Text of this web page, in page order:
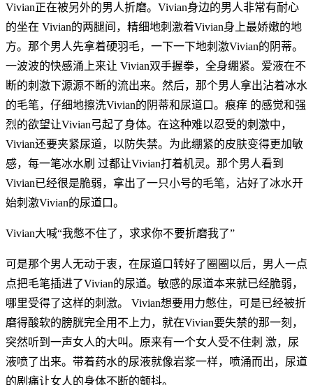
Vivian正在被另外的男人折磨。Vivian身边的男人非常有耐心
的坐在 Vivian的两腿间，精细地刺激着Vivian身上最娇嫩的地
方。那个男人先拿着硬羽毛，一下一下地刺激Vivian的阴蒂。
一波波的快感涌上来让 Vivian双手握拳，全身绷紧。爱液在不
断的刺激下源源不断的流出来。然后，那个男人拿出沾着冰水
的毛笔，仔细地擦洗Vivian的阴蒂和尿道口。痕痒 的感觉和强
烈的欲望让Vivian弓起了身体。在这种难以忍受的刺激中，
Vivian还要夹紧尿道，以防失禁。为此绷紧的皮肤变得更加敏
感，每一笔冰水刷 过都让Vivian打着机灵。那个男人看到
Vivian已经很是脆弱，拿出了一只小号的毛笔，沾好了冰水开
始刺激Vivian的尿道口。
Vivian大喊“我憋不住了，求求你不要折磨我了”
可是那个男人无动于衷，在尿道口转好了圈圈以后，男人一点
点把毛笔插进了Vivian的尿道。敏感的尿道本来就已经脆弱，
哪里受得了这样的刺激。 Vivian想要用力憋住，可是已经被折
磨得酸软的膀胱完全用不上力，就在Vivian要失禁的那一刻，
突然听到一声女人的大叫。原来有一个女人受不住刺 激，尿
液喷了出来。带着药水的尿液就像岩浆一样，喷涌而出，尿道
的剧痛让女人的身体不断的颤抖。